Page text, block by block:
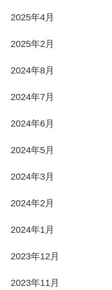
2025年4月
2025年2月
2024年8月
2024年7月
2024年6月
2024年5月
2024年3月
2024年2月
2024年1月
2023年12月
2023年11月